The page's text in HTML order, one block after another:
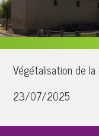
Végétalisation de
23/07/2025